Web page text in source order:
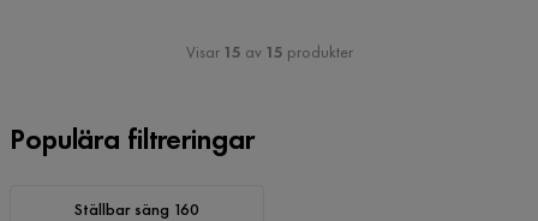
Visar 15 av 15 produkter
Populära filtreringar
Ställbar säng 160